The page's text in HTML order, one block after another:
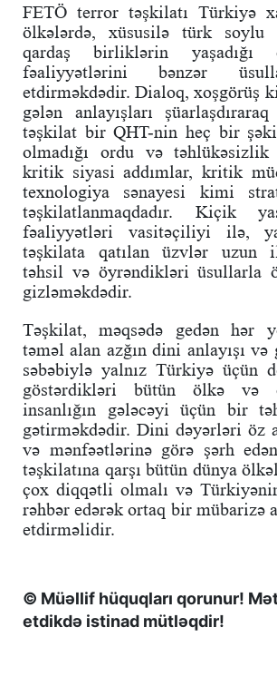
FETÖ terror təşkilatı Türkiyə
ölkələrdə, xüsusilə türk soylu
qardaş birliklərin yaşadığı
fəaliyyətlərini bənzər
etdirməkdədir. Dialoq, xoşgörüş
gələn anlayışları
təşkilat bir QHT-nin heç bir
olmadığı ordu və təhlükəsizlik
kritik siyasi addımlar, kritik
texnologiya sənayesi kimi
təşkilatlanmaqdadır. Kiçik
fəaliyyətləri vasitəçiliyi ilə,
təşkilata qatılan üzvlər uzun
təhsil və öyrəndikləri üsullarla
gizləməkdədir.
Təşkilat, məqsədə gedən hər
təməl alan azğın dini anlayışı
səbəbiylə yalnız Türkiyə üçün
göstərdikləri bütün ölkə və
insanlığın gələcəyi üçün bir
gətirməkdədir. Dini dəyərləri öz
və mənfəətlərinə görə şərh
təşkilatına qarşı bütün dünya
çox diqqətli olmalı və
rəhbər edərək ortaq bir mübarizə
etdirməlidir.
© Müəllif hüquqları qorunur!
etdikdə istinad mütləqdir!